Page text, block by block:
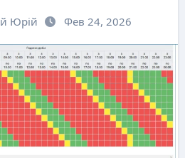
Юрій Фев 24, 2026